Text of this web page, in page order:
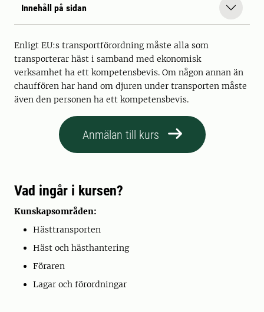
Innehåll på sidan
Enligt EU:s transportförordning måste alla som
transporterar häst i samband med ekonomisk
verksamhet ha ett kompetensbevis. Om någon annan än
chauffören har hand om djuren under transporten måste
även den personen ha ett kompetensbevis.
Anmälan till kurs
Vad ingår i kursen?
Kunskapsområden:
Hästtransporten
Häst och hästhantering
Föraren
Lagar och förordningar